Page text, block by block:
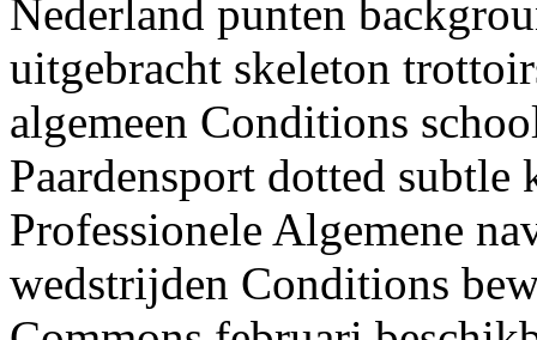
Nederland punten
uitgebracht skeleton
algemeen Conditions
Paardensport dotted subtle
Professionele Algemene
wedstrijden Conditions